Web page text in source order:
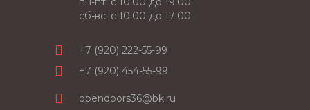
сб-вс: с 10:00 до 17:00
+7 (920) 222-55-99
+7 (920) 454-55-99
opendoors36@bk.ru